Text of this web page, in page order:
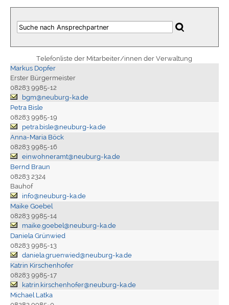
Telefonliste der Mitarbeiter/innen der Verwaltung
Markus Dopfer
Erster Bürgermeister
08283 9985-12
bgm@neuburg-ka.de
Petra Bisle
08283 9985-19
petra.bisle@neuburg-ka.de
Anna-Maria Böck
08283 9985-16
einwohneramt@neuburg-ka.de
Bernd Braun
08283 2324
Bauhof
info@neuburg-ka.de
Maike Goebel
08283 9985-14
maike.goebel@neuburg-ka.de
Daniela Grünwied
08283 9985-13
daniela.gruenwied@neuburg-ka.de
Katrin Kirschenhofer
08283 9985-17
katrin.kirschenhofer@neuburg-ka.de
Michael Latka